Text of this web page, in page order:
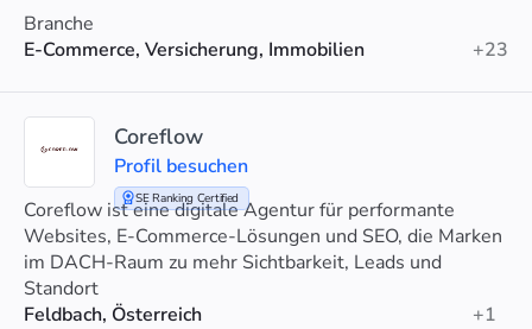
Branche
E-Commerce, Versicherung, Immobilien
+23
SE Ranking Certified
Coreflow
Profil besuchen
Coreflow ist eine digitale Agentur für performante
Websites, E-Commerce-Lösungen und SEO, die Marken
im DACH-Raum zu mehr Sichtbarkeit, Leads und
Umsatz verhilft.
Standort
Feldbach, Österreich
+1